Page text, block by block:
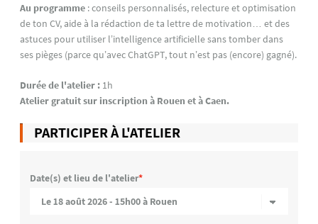
Au programme : conseils personnalisés, relecture et optimisation
de ton CV, aide à la rédaction de ta lettre de motivation… et des
astuces pour utiliser l’intelligence artificielle sans tomber dans
ses pièges (parce qu’avec ChatGPT, tout n’est pas (encore) gagné).
Durée de l'atelier : 1h
Atelier gratuit sur inscription à Rouen et à Caen.
PARTICIPER À L'ATELIER
Date(s) et lieu de l'atelier